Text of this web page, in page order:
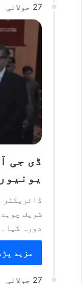
27 جولائی
ڈی جی
شریف
دورہ
مزید
27 جولائی